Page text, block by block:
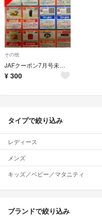
その他
JAFクーポン7月号未使用品
¥ 300
タイプで絞り込み
レディース
メンズ
キッズ／ベビー／マタニティ
ブランドで絞り込み